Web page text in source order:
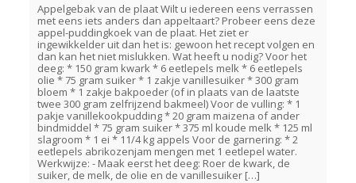
Appelgebak van de plaat Wilt u iedereen eens verrassen
met eens iets anders dan appeltaart? Probeer eens deze
appel-puddingkoek van de plaat. Het ziet er
ingewikkelder uit dan het is: gewoon het recept volgen en
dan kan het niet mislukken. Wat heeft u nodig? Voor het
deeg: * 150 gram kwark * 6 eetlepels melk * 6 eetlepels
olie * 75 gram suiker * 1 zakje vanillesuiker * 300 gram
bloem * 1 zakje bakpoeder (of in plaats van de laatste
twee 300 gram zelfrijzend bakmeel) Voor de vulling: * 1
pakje vanillekookpudding * 20 gram maizena of ander
bindmiddel * 75 gram suiker * 375 ml koude melk * 125 ml
slagroom * 1 ei * 11/4 kg appels Voor de garnering: * 2
eetlepels abrikozenjam mengen met 1 eetlepel water.
Werkwijze: - Maak eerst het deeg: Roer de kwark, de
suiker, de melk, de olie en de vanillesuiker […]